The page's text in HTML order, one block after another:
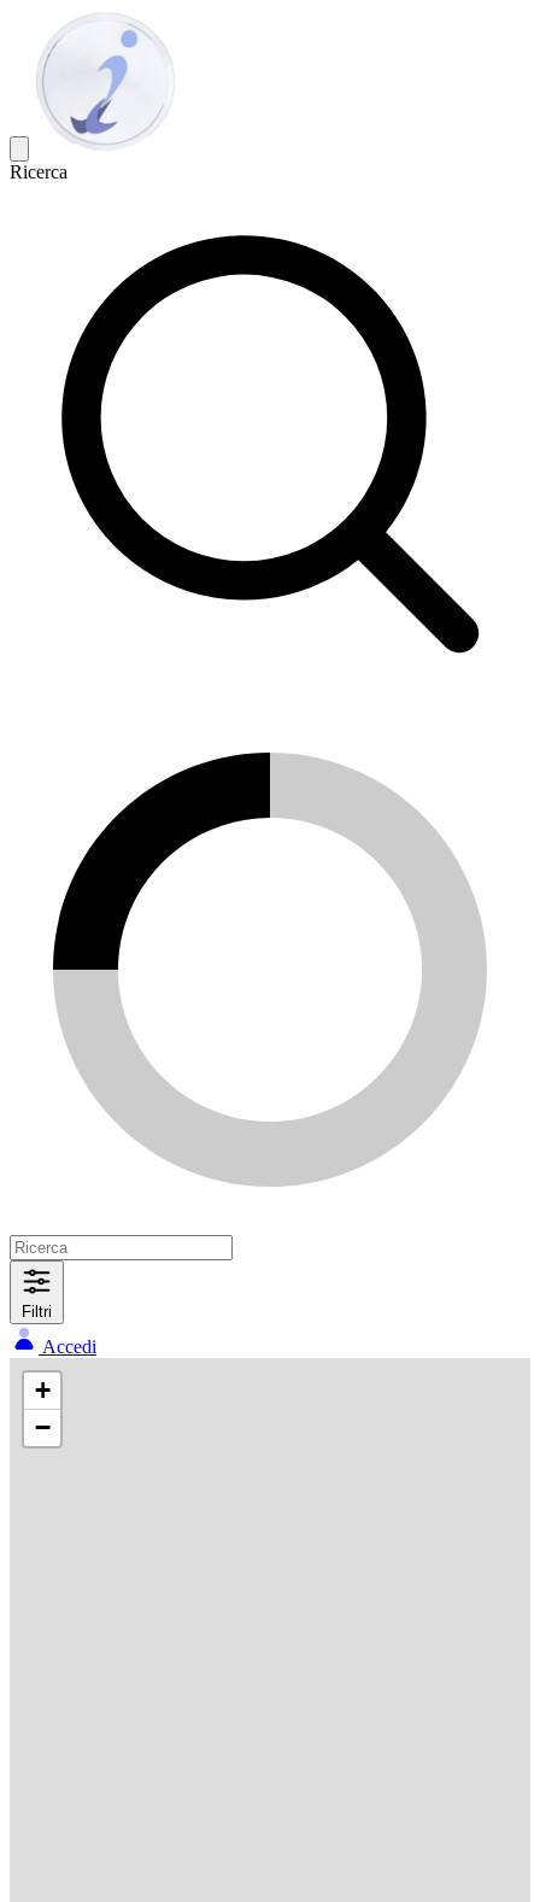
Ricerca
Filtri
Accedi
+
−